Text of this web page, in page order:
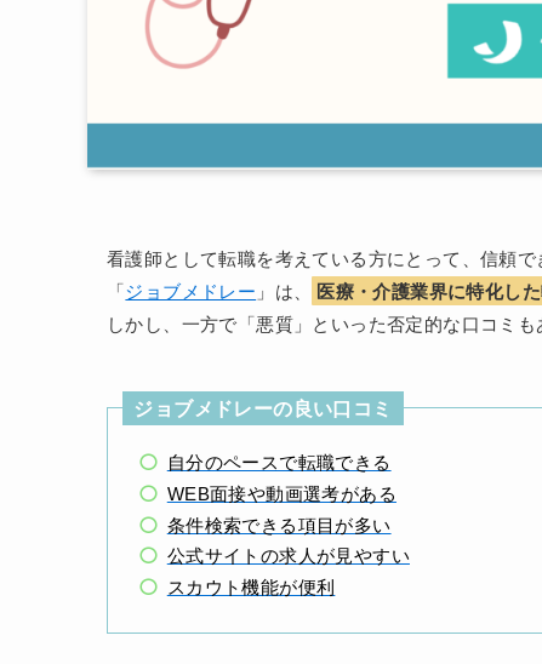
看護師として転職を考えている方にとって、信頼
「ジョブメドレー 」は、 医療・介護業界に特化し
しかし、一方で「悪質」といった否定的な口コミ
ジョブメドレーの良い口コミ
自分のペースで転職できる
WEB面接や動画選考がある
条件検索できる項目が多い
公式サイトの求人が見やすい
スカウト機能が便利